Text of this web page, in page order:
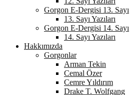
Gorgon E-Dergisi 13. Sayı
13. Sayı Yazıları
Gorgon E-Dergisi 14. Sayı
14. Sayı Yazıları
Hakkımızda
Gorgonlar
Arman Tekin
Cemal Özer
Cemre Yıldırım
Drake T. Wolfgang